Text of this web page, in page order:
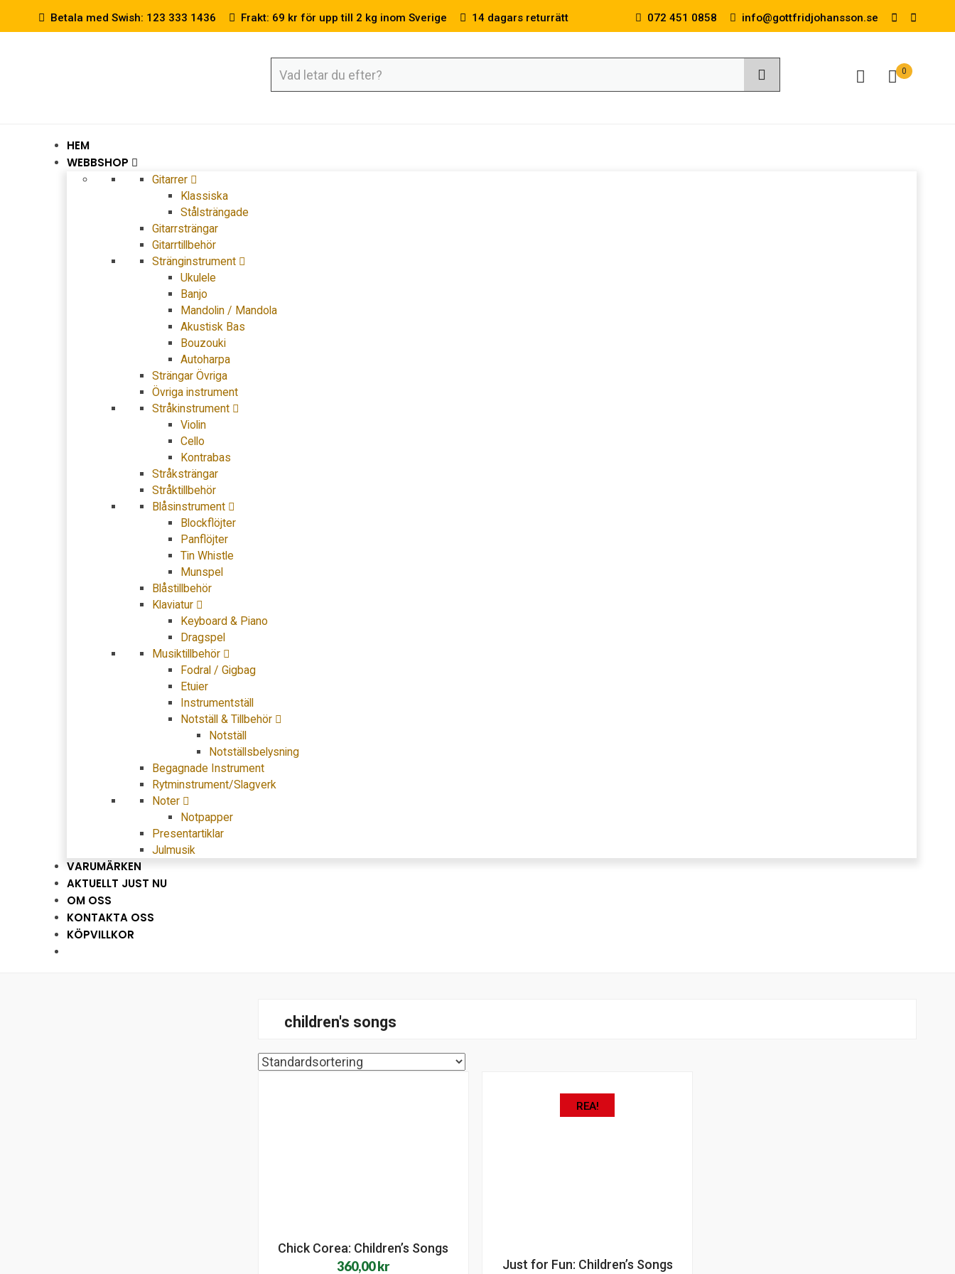
Betala med Swish: 123 333 1436 Frakt: 69 kr för upp till 2 kg inom Sverige 14 dagars returrätt 072 451 0858 info@gottfridjohansson.se
0
HEM
WEBBSHOP
Gitarrer
Klassiska
Stålsträngade
Gitarrsträngar
Gitarrtillbehör
Stränginstrument
Ukulele
Banjo
Mandolin / Mandola
Akustisk Bas
Bouzouki
Autoharpa
Strängar Övriga
Övriga instrument
Stråkinstrument
Violin
Cello
Kontrabas
Stråksträngar
Stråktillbehör
Blåsinstrument
Blockflöjter
Panflöjter
Tin Whistle
Munspel
Blåstillbehör
Klaviatur
Keyboard & Piano
Dragspel
Musiktillbehör
Fodral / Gigbag
Etuier
Instrumentställ
Notställ & Tillbehör
Notställ
Notställsbelysning
Begagnade Instrument
Rytminstrument/Slagverk
Noter
Notpapper
Presentartiklar
Julmusik
VARUMÄRKEN
AKTUELLT JUST NU
OM OSS
KONTAKTA OSS
KÖPVILLKOR
children's songs
Chick Corea: Children’s Songs
360,00kr
REA!
Just for Fun: Children’s Songs